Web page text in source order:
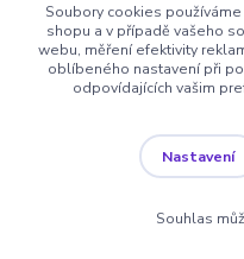
Soubory cookies
shopu a v případě vašeho
webu, měření efektivity
oblíbeného nastavení při
odpovídajících vašim
Nastavení
Souhlas